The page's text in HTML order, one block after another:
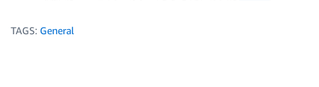
TAGS: General